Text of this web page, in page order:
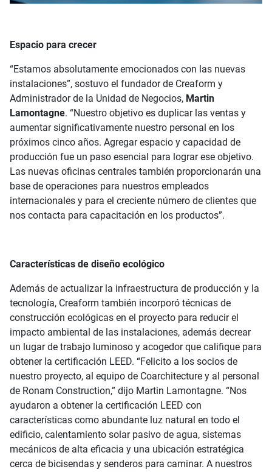
Espacio para crecer
“Estamos absolutamente emocionados con las nuevas
instalaciones”, sostuvo el fundador de Creaform y
Administrador de la Unidad de Negocios, Martin
Lamontagne. “Nuestro objetivo es duplicar las ventas y
aumentar significativamente nuestro personal en los
próximos cinco años. Agregar espacio y capacidad de
producción fue un paso esencial para lograr ese objetivo.
Las nuevas oficinas centrales también proporcionarán una
base de operaciones para nuestros empleados
internacionales y para el creciente número de clientes que
nos contacta para capacitación en los productos”.
Características de diseño ecológico
Además de actualizar la infraestructura de producción y la
tecnología, Creaform también incorporó técnicas de
construcción ecológicas en el proyecto para reducir el
impacto ambiental de las instalaciones, además decrear
un lugar de trabajo luminoso y acogedor que califique para
obtener la certificación LEED. “Felicito a los socios de
nuestro proyecto, al equipo de Coarchitecture y al personal
de Ronam Construction,” dijo Martin Lamontagne. “Nos
ayudaron a obtener la certificación LEED con
características como abundante luz natural en todo el
edificio, calentamiento solar pasivo de agua, sistemas
mecánicos de alta eficacia y una ubicación estratégica
cerca de bicisendas y senderos para caminar. A nuestros